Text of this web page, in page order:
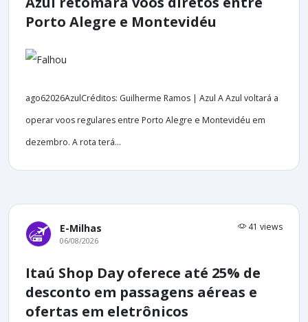
Porto Alegre e Montevidéu
ago62026AzulCréditos: Guilherme Ramos | Azul A Azul voltará a
operar voos regulares entre Porto Alegre e Montevidéu em
dezembro. A rota terá...
E-Milhas 41 views
06/08/2026
Itaú Shop Day oferece até 25% de
desconto em passagens aéreas e
ofertas em eletrônicos